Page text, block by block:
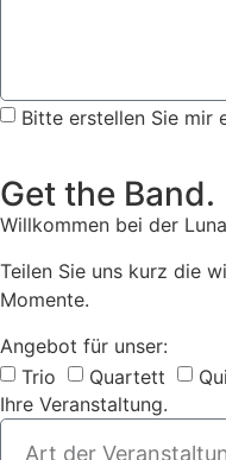
Bitte erstellen Sie mir
Get the Band.
Willkommen bei der
Teilen Sie uns kurz die
Momente.
Angebot für unser:
Trio
Quartett
Ihre Veranstaltung.